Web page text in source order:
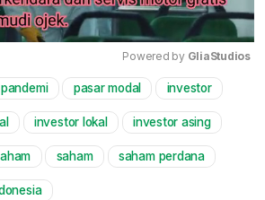
Mute
Powered by GliaStudios
pasar modal investor
investor lokal investor asing
saham saham perdana